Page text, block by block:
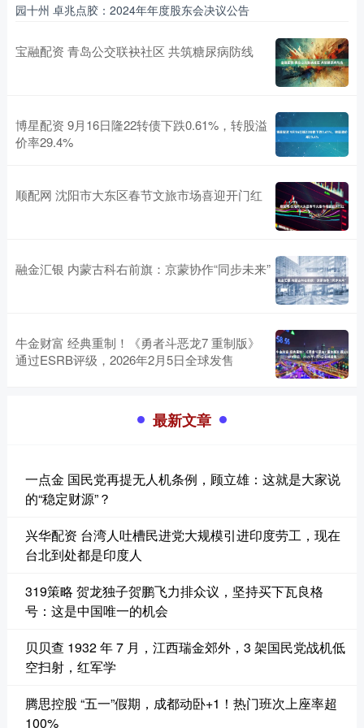
园十州 卓兆点胶：2024年年度股东会决议公告
宝融配资 青岛公交联袂社区 共筑糖尿病防线
博星配资 9月16日隆22转债下跌0.61%，转股溢
价率29.4%
顺配网 沈阳市大东区春节文旅市场喜迎开门红
融金汇银 内蒙古科右前旗：京蒙协作“同步未来”
牛金财富 经典重制！《勇者斗恶龙7 重制版》
通过ESRB评级，2026年2月5日全球发售
最新文章
一点金 国民党再提无人机条例，顾立雄：这就是大家说
的“稳定财源”？
兴华配资 台湾人吐槽民进党大规模引进印度劳工，现在
台北到处都是印度人
319策略 贺龙独子贺鹏飞力排众议，坚持买下瓦良格
号：这是中国唯一的机会
贝贝查 1932 年 7 月，江西瑞金郊外，3 架国民党战机低
空扫射，红军学
腾思控股 “五一”假期，成都动卧+1！热门班次上座率超
100%